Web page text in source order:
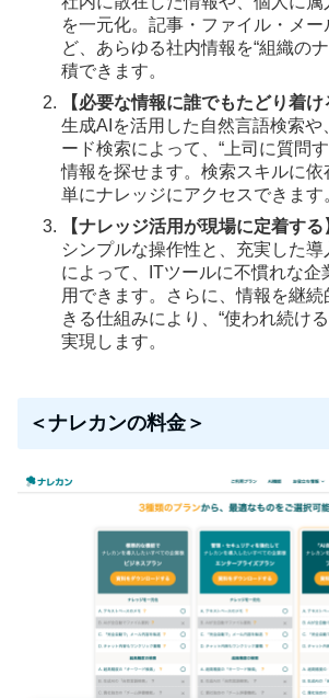
を一元化。記事・ファイル・メ
ど、あらゆる社内情報を“組織の
積できます。
【必要な情報に誰でもたどり着け
生成AIを活用した自然言語検索や
ード検索によって、“上司に質問
情報を探せます。検索スキルに依
単にナレッジにアクセスできます
【ナレッジ活用が現場に定着する
シンプルな操作性と、充実した導
によって、ITツールに不慣れな企
用できます。さらに、情報を継
きる仕組みにより、“使われ続け
実現します。
＜ナレカンの料金＞